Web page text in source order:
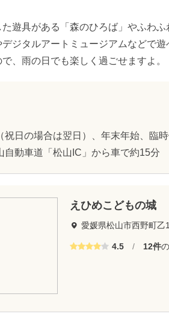
遊具がある「森のひろば」やふわ
ジタルアートミュージアムなどで
、雨の日でも楽しく過ごせますよ。
祝日の場合は翌日）、年末年始、臨時
自動車道「松山IC」から車で約15分
えひめこどもの城
愛媛県松山市西野町乙
4.5 / 12件